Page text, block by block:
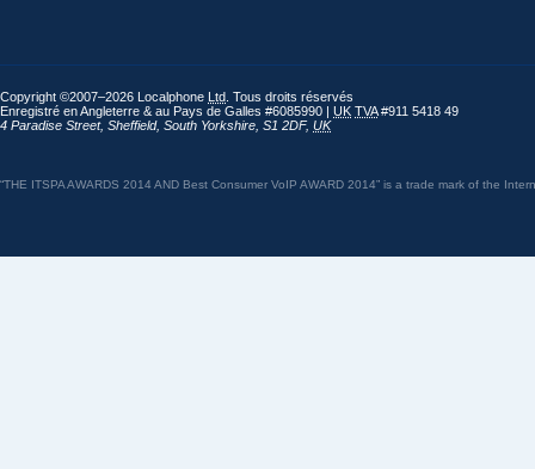
Copyright ©2007–2026 Localphone Ltd . Tous droits réservés
Enregistré en Angleterre & au Pays de Galles #6085990 | UK TVA#911 5418 49
4 Paradise Street, Sheffield, South Yorkshire S1 2DF, UK
“THE ITSPA AWARDS 2014 AND Best Consumer VoIP AWARD 2014” is a trade mark of the